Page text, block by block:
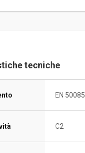
tecniche
EN 50085
C2